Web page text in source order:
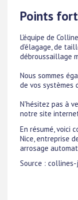
Points
L'équipe de
d'élagage, de
débroussaillage
Nous sommes
de vos systèmes
N'hésitez pas à
notre site
En résumé, voici
Nice, entreprise
arrosage
Source : collines-